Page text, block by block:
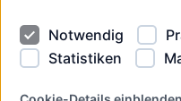
Notwendig
Statistiken
Datenschutzhinweise
Barrierefreiheit
Cookie Erklärung